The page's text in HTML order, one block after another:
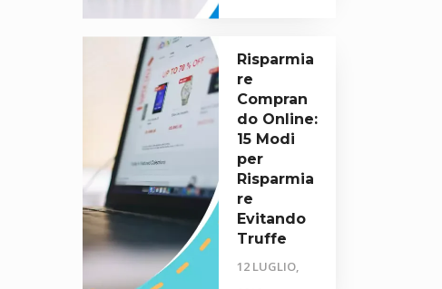
Risparmia
re
Compran
do Online:
15 Modi
per
Risparmia
re
Evitando
Truffe
12 LUGLIO,